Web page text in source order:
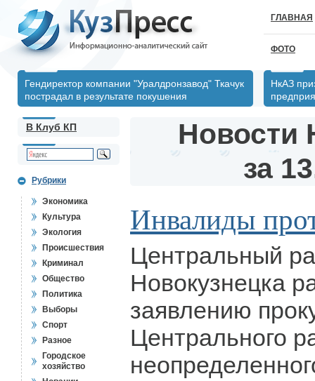
ГЛАВНАЯ
ФОТО
Гендиректор компании "Уралдронзавод" Ткачук
пострадал в результате покушения
НкАЗ
В Клуб КП
Рубрики
Экономика
Культура
Экология
Происшествия
Криминал
Общество
Политика
Выборы
Спорт
Разное
Городское
хозяйство
Новости
за
Инвалиды
Центральный
Новокузнецка
заявлению
Центрального